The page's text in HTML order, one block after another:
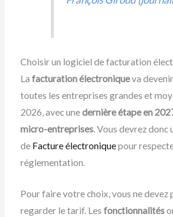
Choisir un logiciel de facturation
La facturation électroniqueva
toutes les entreprises grandes et
2026, avec unedernière étape en
micro-entreprises. Vous devrez donc
de Facture électroniquepour
réglementation.
Pour faire votre choix, vous ne devez
regarder le tarif. Les fonctionnalités